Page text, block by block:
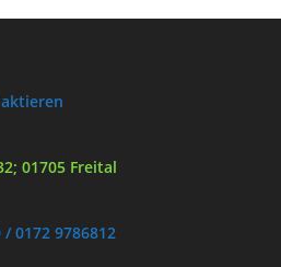
01705 Freital
/ 0172 9786812